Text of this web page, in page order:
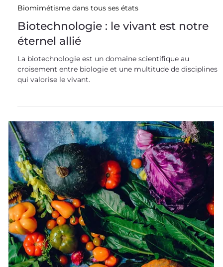
24 avr. 2024
Biomimétisme dans tous ses états
Biotechnologie : le vivant est notre
éternel allié
La biotechnologie est un domaine scientifique au
croisement entre biologie et une multitude de disciplines